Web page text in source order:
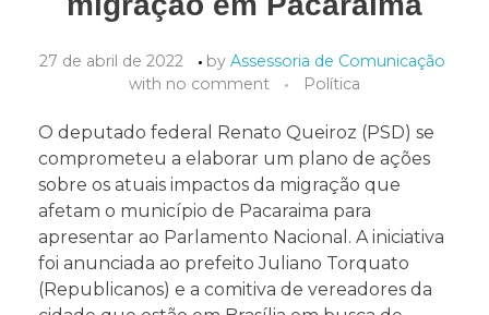
27 de abril de 2022 by Assessoria de Comunicação
with no comment Política
O deputado federal Renato Queiroz (PSD) se
comprometeu a elaborar um plano de ações
sobre os atuais impactos da migração que
afetam o município de Pacaraima para
apresentar ao Parlamento Nacional. A iniciativa
foi anunciada ao prefeito Juliano Torquato
(Republicanos) e a comitiva de vereadores da